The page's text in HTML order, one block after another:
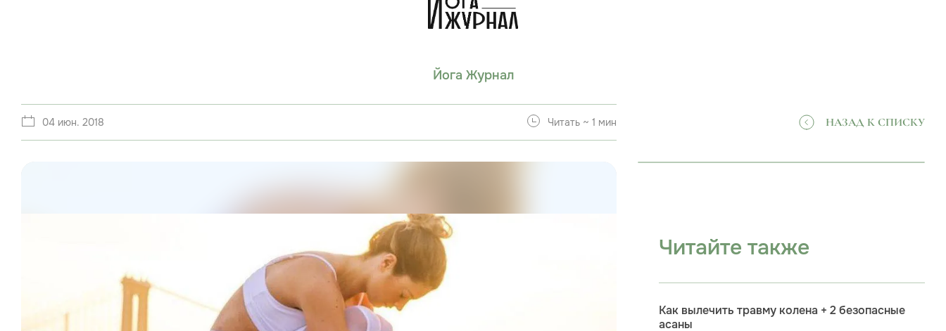
Йога Журнал
04 июн. 2018 Читать ~ 1 мин НАЗАД К СПИСКУ
Читайте также
Как вылечить травму колена + 2 безопасные
асаны